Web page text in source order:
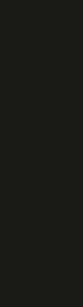
que a gente
negativa,
está sendo feito,
quando
acreditando